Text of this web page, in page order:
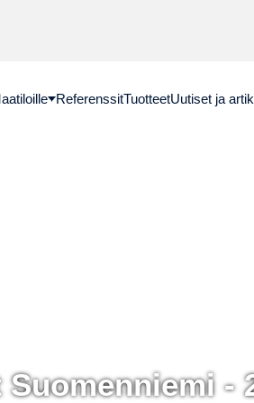
ReferenssitTuotteetUutiset ja
-